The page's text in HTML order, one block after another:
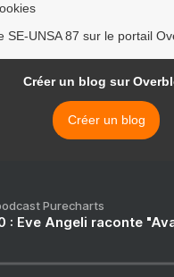
SE-UNSA 87 sur le portail
Créer un blog sur
Créer un blog
Purecharts
: Eve Angeli raconte